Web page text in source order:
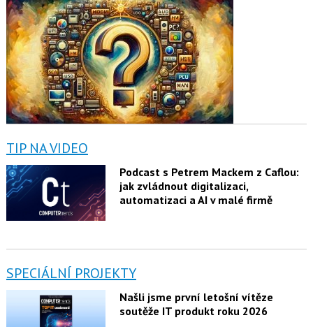
TIP NA VIDEO
Podcast s Petrem Mackem z Caflou:
jak zvládnout digitalizaci,
automatizaci a AI v malé firmě
SPECIÁLNÍ PROJEKTY
Našli jsme první letošní vítěze
soutěže IT produkt roku 2026